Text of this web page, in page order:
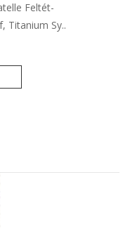
Feltét-
Titanium Sy..